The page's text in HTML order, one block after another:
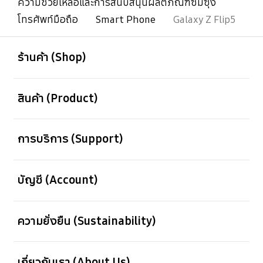
โทรศัพท์มือถือ
Smart Phone Galaxy Z Flip5
ร้านค้า (Shop)
สินค้า (Product)
การบริการ (Support)
บัญชี (Account)
ความยั่งยืน (Sustainability)